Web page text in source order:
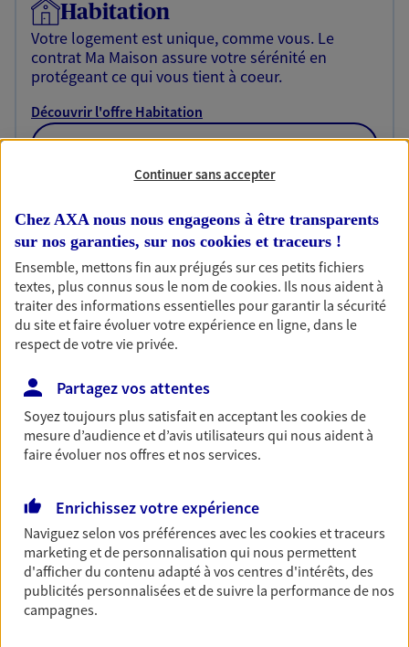
Habitation
Votre logement est unique, comme vous. Le
contrat Ma Maison assure votre sérénité en
protégeant ce qui vous tient à coeur.
Découvrir l'offre Habitation
OBTENIR UN TARIF EN LIGNE
Garantie Accidents de la Vie
Bricoleuse, féru de jardinage, pâtissier en herbe
ou grande lectrice… personne n'est à l'abri d'un
accident du quotidien. Avec Ma Protection
Accident, protégez votre qualité de vie et vos
revenus.
Découvrir l'offre Garantie Accidents de la Vie
OBTENIR UN TARIF EN LIGNE
Multirisque Entreprise
assurance multirisque entreprise. Un contrat
unique pour protéger vos locaux, matériels pro,
équipements et stocks… sans oublier votre
responsabilité civile.
Découvrir l'offre Multirisque Entreprise
Continuer sans accepter
Chez AXA nous nous engageons à être transparents
sur nos garanties, sur nos cookies et traceurs !
Ensemble, mettons fin aux préjugés sur ces petits fichiers
textes, plus connus sous le nom decookies. Ils nous aident à
traiter des informations essentielles pour garantir la sécurité
du site et faire évoluer votre expérience en ligne, dans le
respect de votre vie privée.
Partagez vos attentes
Soyez toujours plus satisfait en acceptant lescookiesde
mesure d’audience et d’avis utilisateurs qui nous aident à
faire évoluer nos offres et nos services.
Enrichissez votre expérience
Naviguez selon vos préférences avec lescookies et traceurs
marketing et de personnalisation qui nous permettent
d'afficher du contenu adapté à vos centres d'intérêts, des
publicités personnalisées et de suivre la performance de nos
campagnes.